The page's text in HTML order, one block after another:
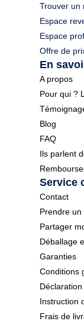
Trouver un
Espace
Espace
Offre de
En
A propos
Pour qui ?
Blog
FAQ
Ils parlent
Service
Contact
Prendre
Partager
Déballage
Garanties
Conditions
Instruction
Frais de